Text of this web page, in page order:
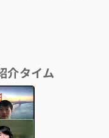
介タイム